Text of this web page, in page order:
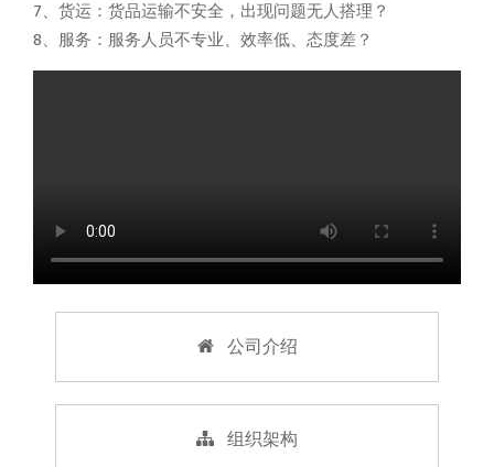
7、货运：货品运输不安全，出现问题无人搭理？
8、服务：服务人员不专业、效率低、态度差？
公司介绍
组织架构